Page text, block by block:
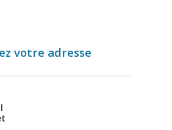
votre adresse